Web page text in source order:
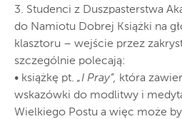
3. Studenci z Duszpasterstwa
do Namiotu Dobrej Książki na
klasztoru – wejście przez
szczególnie polecają:
• książkę pt. „I Pray”, która
wskazówki do modlitwy i
Wielkiego Postu a więc może